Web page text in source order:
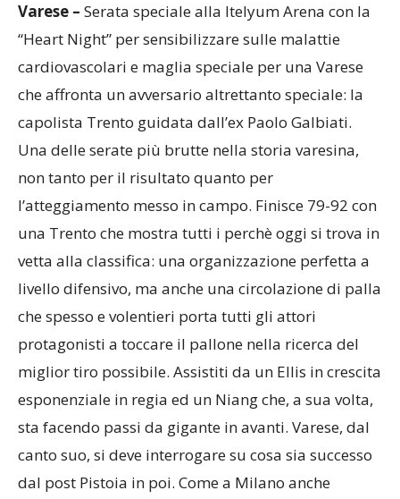
Varese – Serata speciale alla Itelyum Arena con la
“Heart Night” per sensibilizzare sulle malattie
cardiovascolari e maglia speciale per una Varese
che affronta un avversario altrettanto speciale: la
capolista Trento guidata dall’ex Paolo Galbiati.
Una delle serate più brutte nella storia varesina,
non tanto per il risultato quanto per
l’atteggiamento messo in campo. Finisce 79-92 con
una Trento che mostra tutti i perchè oggi si trova in
vetta alla classifica: una organizzazione perfetta a
livello difensivo, ma anche una circolazione di palla
che spesso e volentieri porta tutti gli attori
protagonisti a toccare il pallone nella ricerca del
miglior tiro possibile. Assistiti da un Ellis in crescita
esponenziale in regia ed un Niang che, a sua volta,
sta facendo passi da gigante in avanti. Varese, dal
canto suo, si deve interrogare su cosa sia successo
dal post Pistoia in poi. Come a Milano anche